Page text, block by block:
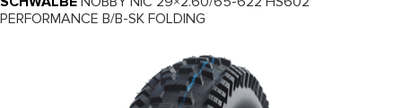
PERFORMANCE B/B-SK FOLDING